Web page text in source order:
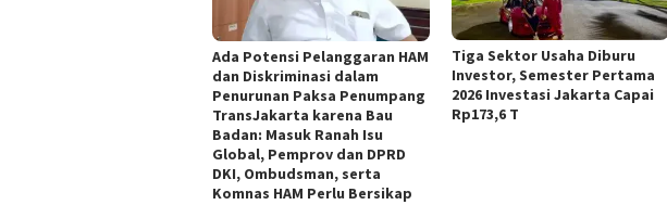
Ada Potensi Pelanggaran HAM
dan Diskriminasi dalam
Penurunan Paksa Penumpang
TransJakarta karena Bau
Badan: Masuk Ranah Isu
Global, Pemprov dan DPRD
DKI, Ombudsman, serta
Komnas HAM Perlu Bersikap
Tiga Sektor Usaha Diburu
Investor, Semester Pertama
2026 Investasi Jakarta Capai
Rp173,6 T